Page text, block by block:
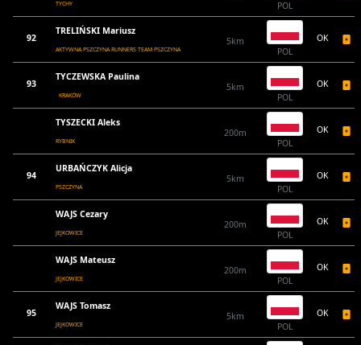
TYCHY
POL
92
TRELIŃSKI Mariusz
AKTYWNA PSZCZYNA RUNNERS TEAM PSZCZYNA
5km
POL
OK
93
TYCZEWSKA Paulina
KRAKÓW
5km
POL
OK
TYSZECKI Aleks
RYBNIK
200m
POL
OK
94
URBAŃCZYK Alicja
PSZCZYNA
5km
POL
OK
WAJS Cezary
JEJKOWICE
200m
POL
OK
WAJS Mateusz
JEJKOWICE
200m
POL
OK
95
WAJS Tomasz
JEJKOWICE
5km
POL
OK